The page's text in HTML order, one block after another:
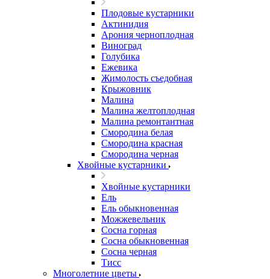
Плодовые кустарники
Актинидия
Арония черноплодная
Виноград
Голубика
Ежевика
Жимолость съедобная
Крыжовник
Малина
Малина желтоплодная
Малина ремонтантная
Смородина белая
Смородина красная
Смородина черная
Хвойные кустарники
Хвойные кустарники
Ель
Ель обыкновенная
Можжевельник
Сосна горная
Сосна обыкновенная
Сосна черная
Тисс
Многолетние цветы